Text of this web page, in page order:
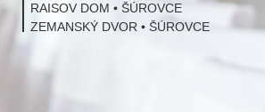
RAISOV DOM • ŠÚROVCE
ZEMANSKÝ DVOR • ŠÚROVCE